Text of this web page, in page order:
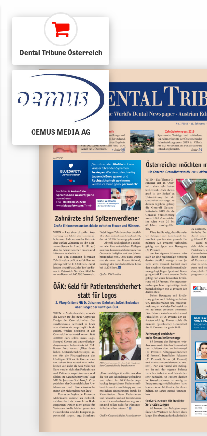
Dental Tribune Österreich
OEMUS MEDIA AG